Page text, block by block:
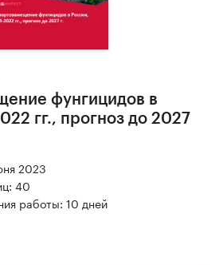
фунгицидов в
гг., прогноз до 2027
2023
40
работы: 10 дней